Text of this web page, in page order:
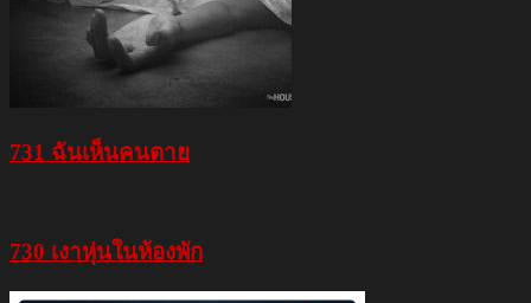
731 ฉันเห็นคนตาย
730 เงาหุ่นในห้องพัก